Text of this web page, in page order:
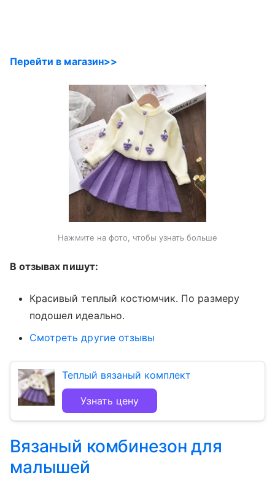
Перейти в магазин>>
Нажмите на фото, чтобы узнать больше
В отзывах пишут:
Красивый теплый костюмчик. По размеру
подошел идеально.
Смотреть другие отзывы
Теплый вязаный комплект
Узнать цену
Вязаный комбинезон для
малышей